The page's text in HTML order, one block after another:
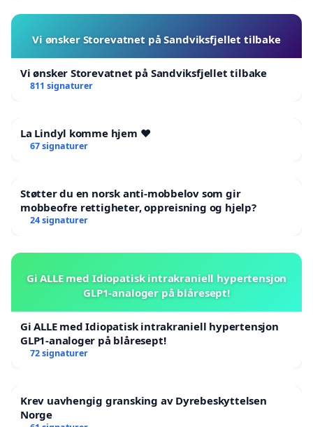
Vi ønsker Storevatnet på Sandviksfjellet tilbake
Vi ønsker Storevatnet på Sandviksfjellet tilbake
811 signaturer
La Lindyl komme hjem ❤️
67 signaturer
Støtter du en norsk anti-mobbelov som gir
mobbeofre rettigheter, oppreisning og hjelp?
24 signaturer
Gi ALLE med Idiopatisk intrakraniell hypertensjon
GLP1-analoger på blåresept!
Gi ALLE med Idiopatisk intrakraniell hypertensjon
GLP1-analoger på blåresept!
72 signaturer
Krev uavhengig gransking av Dyrebeskyttelsen
Norge